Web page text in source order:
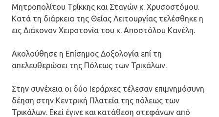
Μητροπολίτου Τρίκκης και Σταγών κ. Χρυσοστόμου.
Κατά τη διάρκεια της Θείας Λειτουργίας τελέσθηκε η
εις Διάκονον Χειροτονία του κ. Αποστόλου Κανέλη.
Ακολούθησε η Επίσημος Δοξολογία επί τη
απελευθερώσει της Πόλεως των Τρικάλων.
Στην συνέχεια οι δύο Ιεράρχες τέλεσαν επιμνημόσυνη
δέηση στην Κεντρική Πλατεία της πόλεως των
Τρικάλων. Εκεί έγινε και κατάθεση στεφάνων από